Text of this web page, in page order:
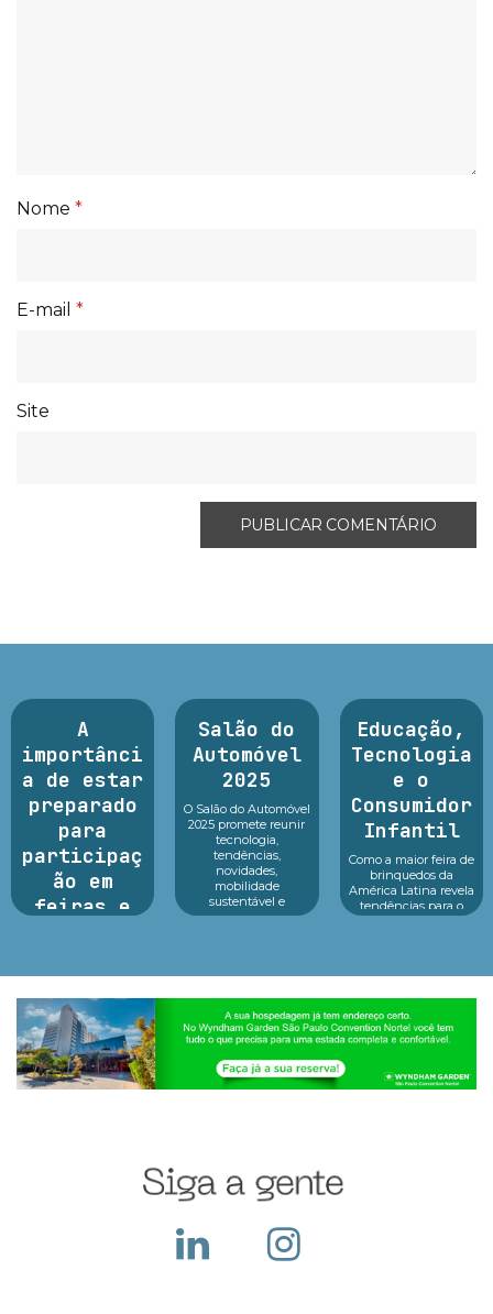
Nome *
E-mail *
Site
A
importânci
a de estar
preparado
para
participaç
ão em
feiras e
Sabemos que
feira com exposição
exige um alto
investimento pois
além do custo com o
local, a empresa deve
construir seu sta...
Salão do
Automóvel
2025
O Salão do Automóvel
2025 promete reunir
tecnologia,
tendências,
novidades,
mobilidade
sustentável e
inovação em um só
Educação,
Tecnologia
e o
Consumidor
Infantil
Como a maior feira de
brinquedos da
América Latina revela
tendências para o
futuro das crianças